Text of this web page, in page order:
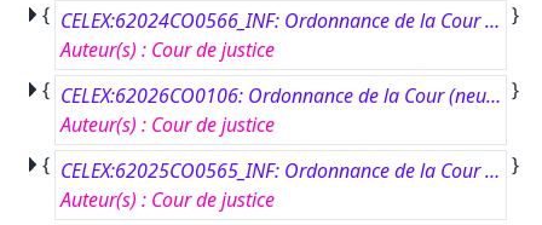
{
CELEX:62024CO0566_INF: Ordonnance de la Cour (septième chambre) du 5 mars 2026.#Consumer Rights Recovery sp. z o.o. contre Santander Bank Polska S.A.#Renvoi préjudiciel – Article 53, paragraphe 2, et article 100, paragraphe 2, du règlement de procédure de la Cour – Litige au principal devenu sans objet – Non-lieu à statuer – Non-lieu à statuer.#Affaire C-566/24.
Auteur(s) : Cour de justice
}
{
CELEX:62026CO0106: Ordonnance de la Cour (neuvième chambre) du 15 juillet 2026.#Harouna Douamba contre Conseil de l'Union européenne.#Pourvoi – Article 181 du règlement de procédure de la Cour – Article 168, paragraphe 2, et article 119, paragraphes 2 et 4, du règlement de procédure – Pourvoi manifestement irrecevable – Absence de production d’un document officiel ou d’un mandat dans le délai imparti.#Affaire C-106/26 P.
Auteur(s) : Cour de justice
}
{
CELEX:62025CO0565_INF: Ordonnance de la Cour (huitième chambre) du 12 mars 2026.#CW contre Agence de l’Union européenne pour la coopération judiciaire en matière pénale (Eurojust) et Agence de l’Union européenne pour la coopération des services répressifs (Europol).#Pourvoi – Article 181 du règlement de procédure de la Cour – Coopération des autorités de police et autres services répressifs des États membres – Article 340 TFUE – Règlement (UE) 2016/794 – Article 50, paragraphe 1 – Responsabilité non contractuelle de l’Agence de l’Union européenne pour la coopération des services répressifs (Europol) – Prétendu traitement illicite de données à caractère personnel transmises à Europol par des autorités nationales – Réalité du préjudice prétendument subi – Pourvoi manifestement non fondé.#Affaire C-565/25 P.
Auteur(s) : Cour de justice
}